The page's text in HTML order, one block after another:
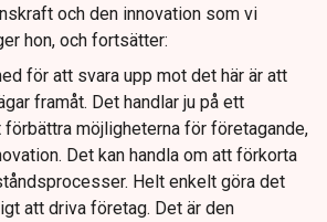
och den innovation som vi
hon, och fortsätter:
för att svara upp mot det här är att
framåt. Det handlar ju på ett
möjligheterna för företagande,
Det kan handla om att förkorta
Helt enkelt göra det
att driva företag. Det är den